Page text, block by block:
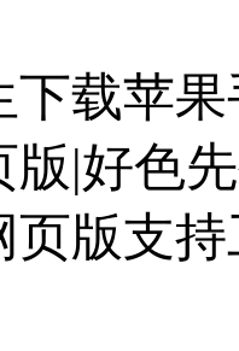
下载苹
版|好色
页版支